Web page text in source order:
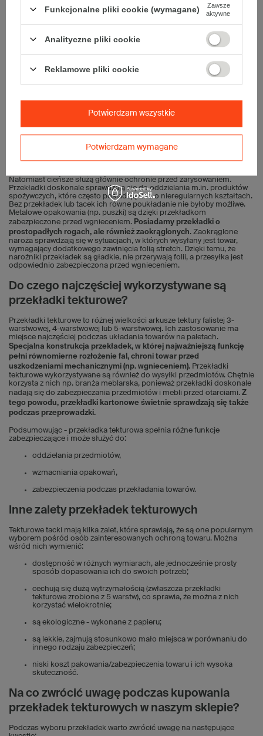
Jakie rodzaje przekładek dostępne są w
sklepie Grembox.pl?
magazynie mamy dostępnych ponad 70 wariantów przekładek i
tacek kartonowych. Przekładki wykonane są ze sztywnej tektury o
gramaturze 280-850 g/m2. Dostępne są w wielu rozmiarach. Ich
długość rozpoczyna się od 750 mm, a kończy na 1200 mm.
Przekładki ułatwiają bezpieczne transportowanie nawet setek
produktów na jednej palecie!Grubsze przekładki, wykonane z wyższej
Natomiast cieńsze służą głównie ochronie przed zarysowaniem.
Przekładki doskonale sprawdzają się do oddzielania m.in. produktów
spożywczych, które często posiadają dno o nieregularnych kształtach.
Bez przekładek lub tacek ich równe poukładanie nie byłoby możliwe.
Metalowe opakowania (np. puszki) są dzięki przekładkom
zabezpieczone przed wgnieceniem. Posiadamy przekładki o
prostopadłych rogach, ale również zaokrąglonych. Zaokrąglone
naroża sprawdzają się w sytuacjach, w których wysyłany jest towar,
wymagający dodatkowego zawinięcia folią stretch. Dzięki temu, że
narożniki przekładek są gładkie, nie przerywają folii, a przesyłka jest
odpowiednio zabezpieczona przed wgnieceniem.
Do czego najczęściej wykorzystywane są
przekładki tekturowe?
Przekładki tekturowe to różnej wielkości arkusze tektury falistej 3-
warstwowej, 4-warstwowej lub 5-warstwowej. Ich zastosowanie ma
miejsce najczęściej podczas układania towarów na paletach.
Specjalna konstrukcja przekładek, w której najważniejszą funkcję
pełni równomierne rozłożenie fal, chroni towar przed
uszkodzeniami mechanicznymi (np. wgnieceniem). Przekładki
tekturowe wykorzystywane są również do wysyłki przedmiotów. Chętnie
korzysta z nich np. branża meblarska, ponieważ przekładki doskonale
nadają się do zabezpieczania przedmiotów i mebli przed otarciami. Z
tego powodu, przekładki kartonowe świetnie sprawdzają się także
podczas przeprowadzki.
Podsumowując - przekładka tekturowa spełnia różne funkcje
zabezpieczające i może służyć do:
oddzielania przedmiotów,
wzmacniania opakowań,
zabezpieczenia podczas przekładania towarów.
Inne zalety przekładek tekturowych
Tekturowe tacki mają kilka zalet, które sprawiają, że są one popularnym
wyborem pośród osób zainteresowanych ochroną towaru. Można
wśród nich wymienić:
dostępność w różnych wymiarach, ale jednocześnie prosty
sposób dopasowania ich do swoich potrzeb;
cechują się dużą wytrzymałością (zwłaszcza przekładki
tekturowe zrobione z 5 warstw), co sprawia, że można z nich
korzystać wielokrotnie;
są ekologiczne - wykonane z papieru;
są lekkie, zajmują stosunkowo mało miejsca w porównaniu do
innego rodzaju zabezpieczeń;
niski koszt pakowania/zabezpieczenia towaru i ich wysoka
skuteczność.
Na co zwrócić uwagę podczas kupowania
przekładek tekturowych w naszym sklepie?
Podczas wyboru przekładek warto zwrócić uwagę na następujące
Funkcjonalne pliki cookie (wymagane)
Zawsze
aktywne
Analityczne pliki cookie
Reklamowe pliki cookie
Potwierdzam wymagane
Potwierdzam wszystkie